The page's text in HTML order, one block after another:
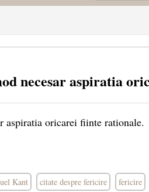
necesar aspiratia
aspiratia oricarei fiinte rationale.
Kant citate despre fericire fericire